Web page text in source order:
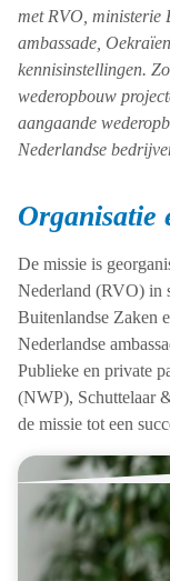
met RVO, ministerie
ambassade,
kennisinstellingen.
wederopbouw
aangaande
Nederlandse
Organisatie
De missie is
Nederland (RVO) in
Buitenlandse Zaken
Nederlandse
Publieke en private
(NWP), Schuttelaar
de missie tot een